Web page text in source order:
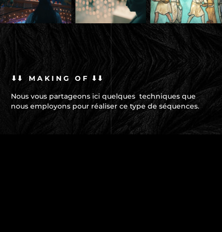
⬇⬇ M A K I N G O F ⬇⬇
Nous vous partageons ici quelques techniques que
nous employons pour réaliser ce type de séquences.